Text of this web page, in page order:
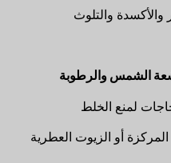
والأكسدة والتلوث
الشمس والرطوبة
لمنع الخلط
أو الزيوت العطرية